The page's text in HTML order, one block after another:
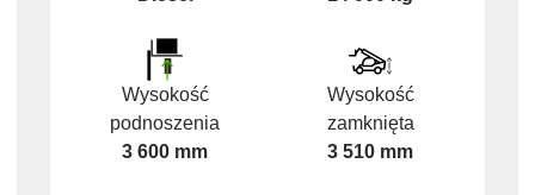
Wysokość
podnoszenia
3 600 mm
Wysokość
zamknięta
3 510 mm